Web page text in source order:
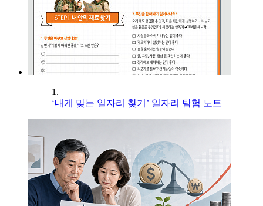
1.
‘내게 맞는 일자리 찾기’ 일자리 탐험 노트